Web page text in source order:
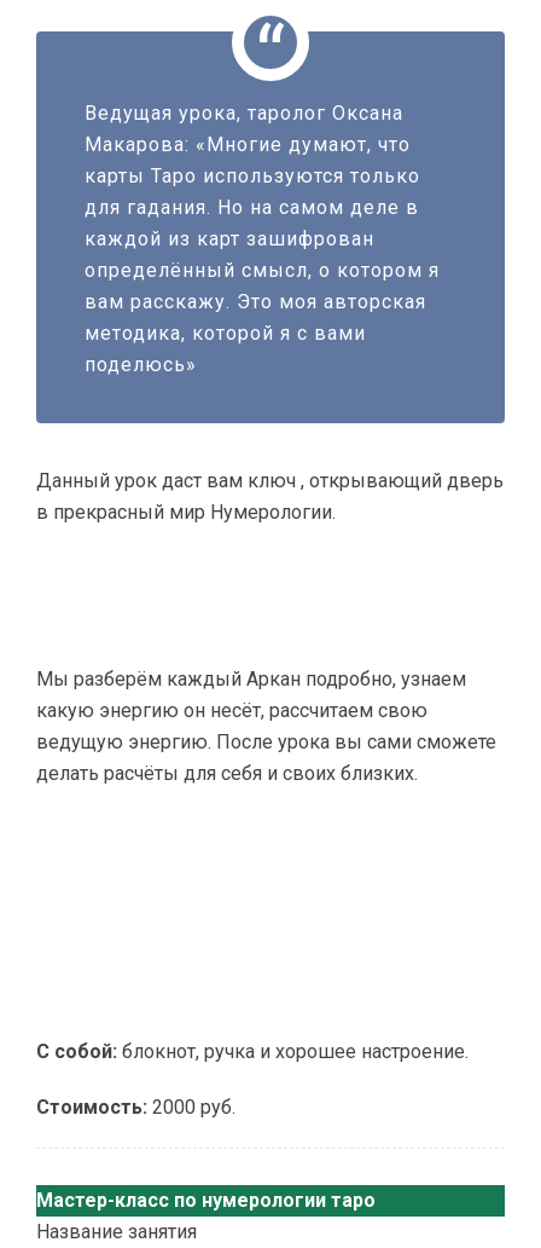
Ведущая урока, таролог Оксана
Макарова: «Многие думают, что
карты Таро используются только
для гадания. Но на самом деле в
каждой из карт зашифрован
определённый смысл, о котором я
вам расскажу. Это моя авторская
методика, которой я с вами
поделюсь»
Данный урок даст вам ключ , открывающий дверь
в прекрасный мир Нумерологии.
Мы разберём каждый Аркан подробно, узнаем
какую энергию он несёт, рассчитаем свою
ведущую энергию. После урока вы сами сможете
делать расчёты для себя и своих близких.
С собой: блокнот, ручка и хорошее настроение.
Стоимость: 2000 руб.
Мастер-класс по нумерологии таро
Название занятия